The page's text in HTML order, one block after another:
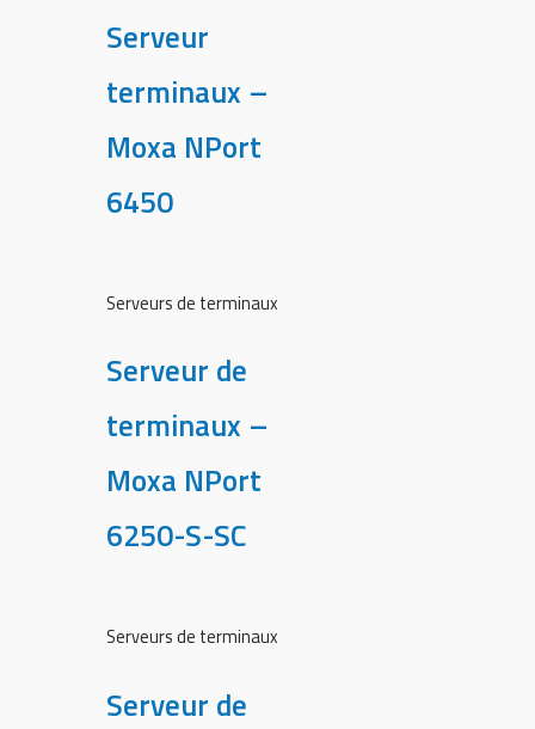
Serveur
terminaux –
Moxa NPort
6450
Serveurs de terminaux
Serveur de
terminaux –
Moxa NPort
6250-S-SC
Serveurs de terminaux
Serveur de